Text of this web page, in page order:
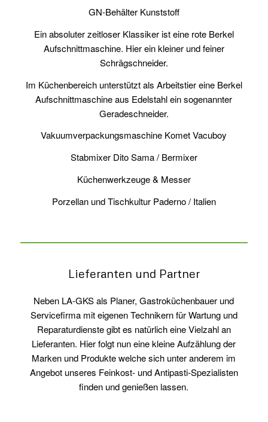
GN-Behälter Kunststoff
Ein absoluter zeitloser Klassiker ist eine rote Berkel
Aufschnittmaschine. Hier ein kleiner und feiner
Schrägschneider.
Im Küchenbereich unterstützt als Arbeitstier eine Berkel
Aufschnittmaschine aus Edelstahl ein sogenannter
Geradeschneider.
Vakuumverpackungsmaschine Komet Vacuboy
Stabmixer Dito Sama / Bermixer
Küchenwerkzeuge & Messer
Porzellan und Tischkultur Paderno / Italien
Lieferanten und Partner
Neben LA-GKS als Planer, Gastroküchenbauer und
Servicefirma mit eigenen Technikern für Wartung und
Reparaturdienste gibt es natürlich eine Vielzahl an
Lieferanten. Hier folgt nun eine kleine Aufzählung der
Marken und Produkte welche sich unter anderem im
Angebot unseres Feinkost- und Antipasti-Spezialisten
finden und genießen lassen.